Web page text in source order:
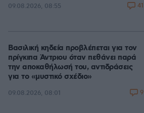
09.08.2026, 08:55 41
Βασιλική κηδεία προβλέπεται για τον
πρίγκιπα Άντριου όταν πεθάνει παρά
την αποκαθήλωσή του, αντιδράσεις
για το «μυστικό σχέδιο»
09.08.2026, 08:01 9